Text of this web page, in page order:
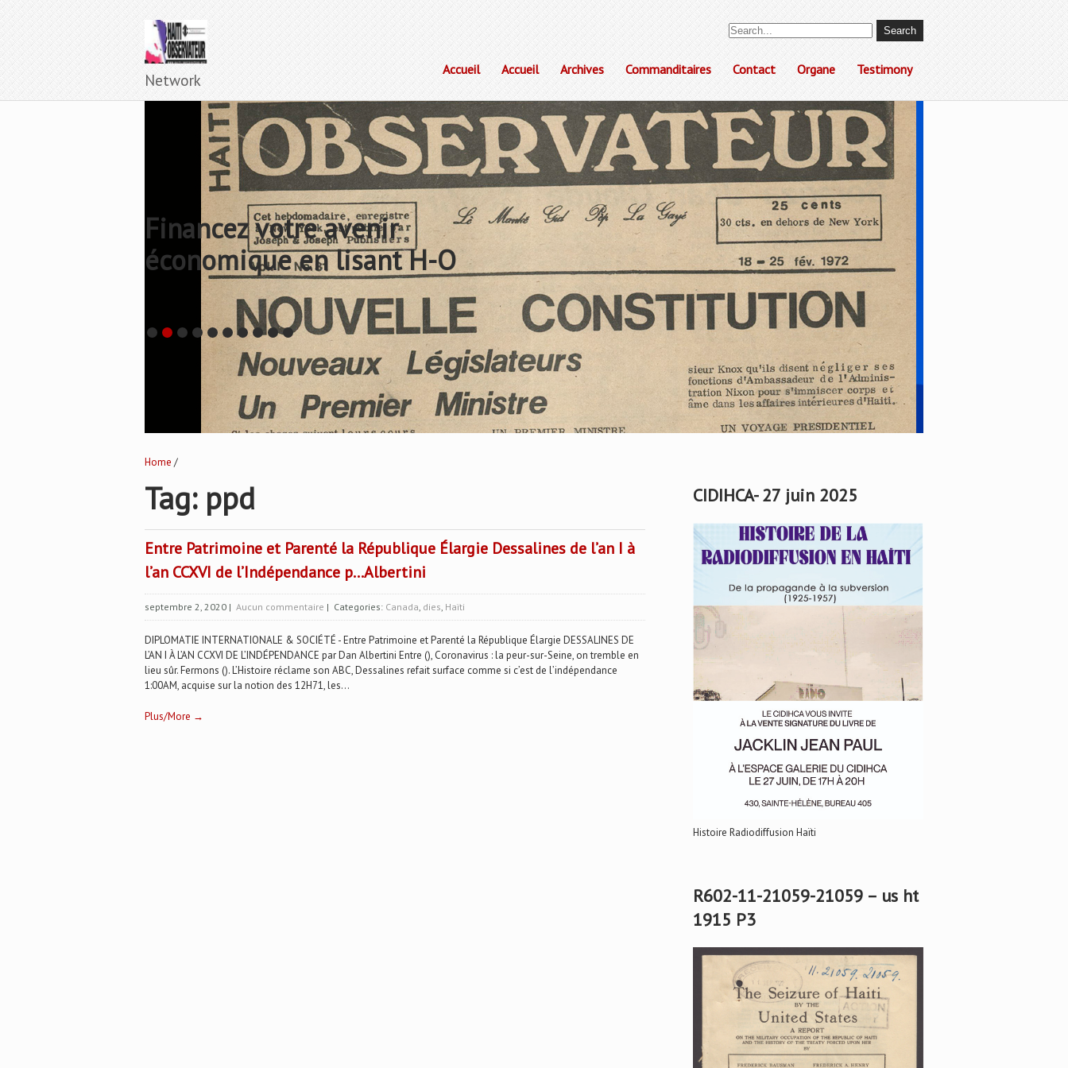
Network
Accueil Accueil Archives Commanditaires Contact Organe Testimony
Financez votre avenir
économique en lisant H-O
Home /
Tag: ppd
Entre Patrimoine et Parenté la République Élargie Dessalines de l’an I à
l’an CCXVI de l’Indépendance p…Albertini
septembre 2, 2020 | Aucun commentaire | Categories: Canada, dies, Haïti
DIPLOMATIE INTERNATIONALE & SOCIÉTÉ - Entre Patrimoine et Parenté la République Élargie DESSALINES DE
L’AN I À L’AN CCXVI DE L’INDÉPENDANCE par Dan Albertini Entre (), Coronavirus : la peur-sur-Seine, on tremble en
lieu sûr. Fermons (). L’Histoire réclame son ABC, Dessalines refait surface comme si c’est de l’indépendance
1:00AM, acquise sur la notion des 12H71, les...
Plus/More →
CIDIHCA- 27 juin 2025
Histoire Radiodiffusion Haïti
R602-11-21059-21059 – us ht
1915 P3